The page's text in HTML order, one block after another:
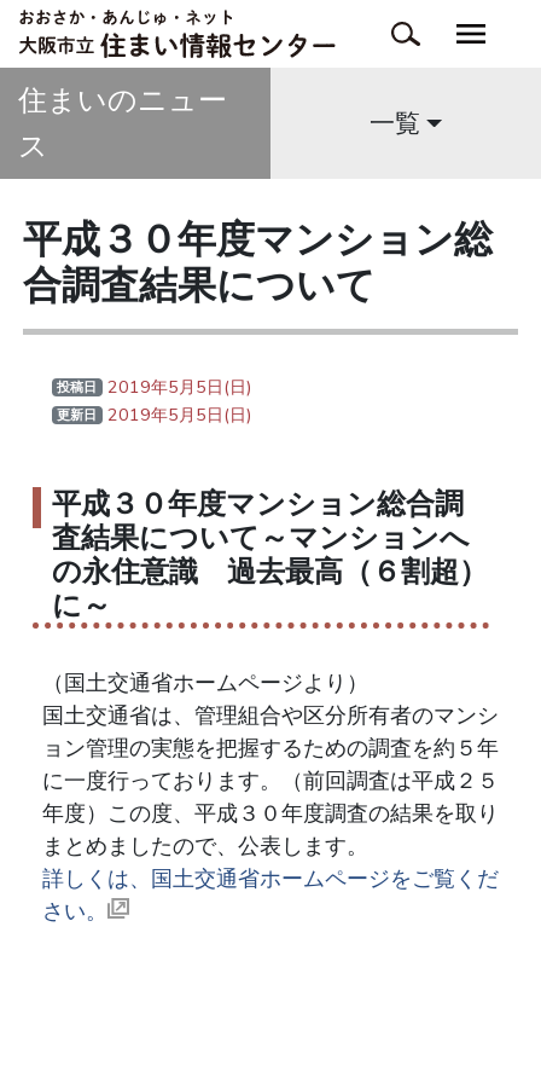
住まいのニュー
ス
一覧
平成３０年度マンション総
合調査結果について
投稿日 2019年5月5日(日)
更新日 2019年5月5日(日)
平成３０年度マンション総合調
査結果について～マンションへ
の永住意識 過去最高（６割超）
に～
（国土交通省ホームページより）
国土交通省は、管理組合や区分所有者のマンシ
ョン管理の実態を把握するための調査を約５年
に一度行っております。（前回調査は平成２５
年度）この度、平成３０年度調査の結果を取り
まとめましたので、公表します。
詳しくは、国土交通省ホームページをご覧くだ
さい。